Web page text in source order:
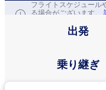
フライトスケジュール
る場合がございます。
出発
乗り継ぎ